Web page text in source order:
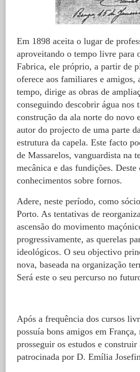
Em 1898 aceita o lugar de
aproveitando o tempo livre para
Fabrica, ele próprio, a partir de
oferece aos familiares e amigos,
tempo, dirige as obras de
conseguindo descobrir água nos
construção da ala norte do
autor do projecto de uma parte
estrutura da capela. Este facto
de Massarelos, vanguardista na
mecânica e das fundições.
conhecimentos sobre fornos.
Adere, neste período, como
Porto. As tentativas de
ascensão do movimento
progressivamente, as querelas
ideológicos. O seu objectivo
nova, baseada na organização
Será este o seu percurso no
Após a frequência dos cursos
possuía bons amigos em
prosseguir os estudos e
patrocinada por D. Emília